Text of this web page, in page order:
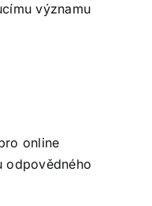
významu
online
odpovědného